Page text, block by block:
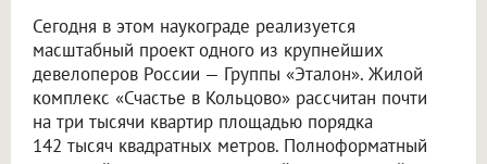
Сегодня в этом наукограде реализуется
масштабный проект одного из крупнейших
девелоперов России — Группы «Эталон». Жилой
комплекс «Счастье в Кольцово» рассчитан почти
на три тысячи квартир площадью порядка
142 тысяч квадратных метров. Полноформатный